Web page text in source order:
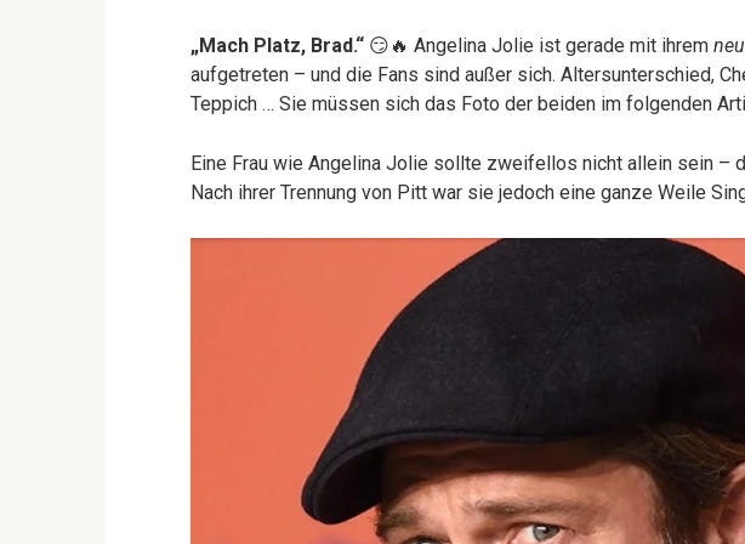
„Mach Platz, Brad.“ 😏🔥 Angelina Jolie ist gerade mit ihrem
aufgetreten – und die Fans sind außer sich. Altersunterschied,
Teppich … Sie müssen sich das Foto der beiden im folgenden
Eine Frau wie Angelina Jolie sollte zweifellos nicht allein sein –
Nach ihrer Trennung von Pitt war sie jedoch eine ganze Weile